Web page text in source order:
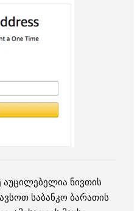
აუცილებელია ნივთის
საბანკო ბარათის